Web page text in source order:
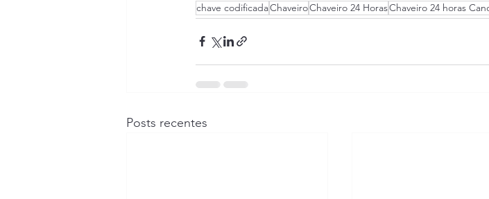
chave codificadaChaveiroChaveiro 24 HorasChaveiro 24 horas
Posts recentes